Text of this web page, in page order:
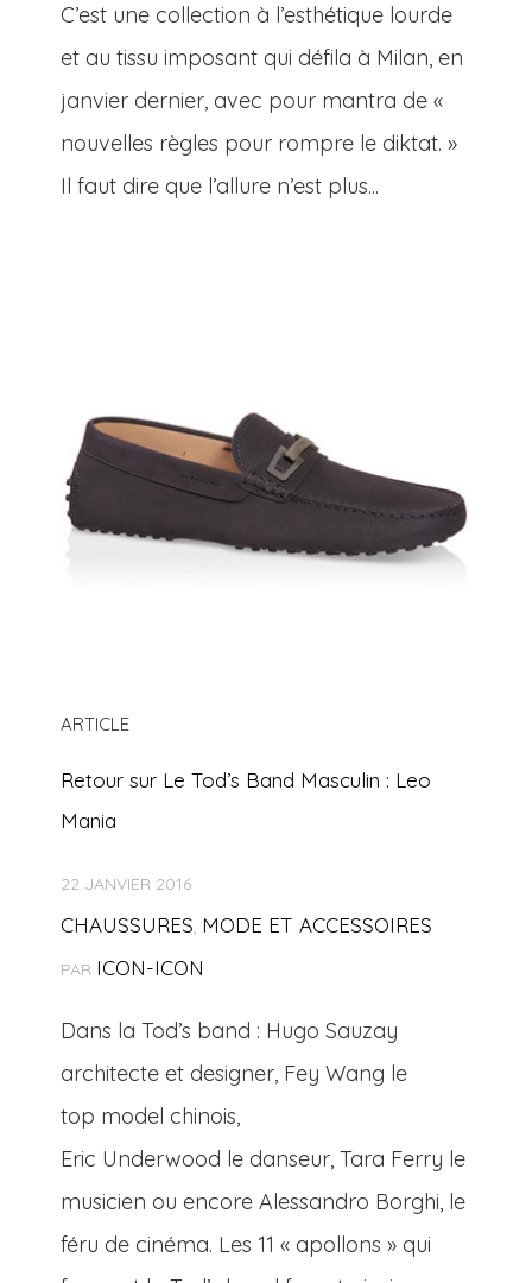
C’est une collection à l’esthétique lourde
et au tissu imposant qui défila à Milan, en
janvier dernier, avec pour mantra de «
nouvelles règles pour rompre le diktat. »
Il faut dire que l’allure n’est plus...
ARTICLE
Retour sur Le Tod’s Band Masculin : Leo
Mania
22 JANVIER 2016
CHAUSSURES, MODE ET ACCESSOIRES
PAR ICON-ICON
Dans la Tod’s band : Hugo Sauzay
architecte et designer, Fey Wang le
top model chinois,
Eric Underwood le danseur, Tara Ferry le
musicien ou encore Alessandro Borghi, le
féru de cinéma. Les 11 « apollons » qui